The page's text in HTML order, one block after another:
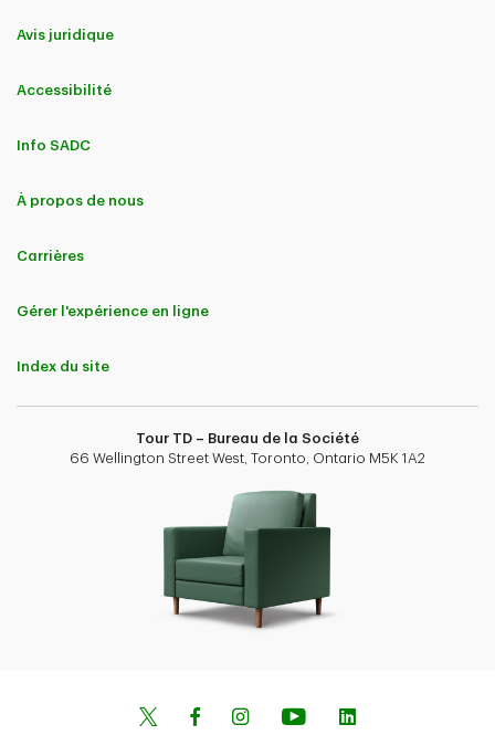
Avis juridique
Accessibilité
Info SADC
À propos de nous
Carrières
Gérer l'expérience en ligne
Index du site
Tour TD – Bureau de la Société
66 Wellington Street West, Toronto, Ontario M5K 1A2